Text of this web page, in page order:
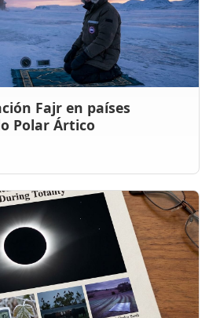
Fajr en países
Polar Ártico